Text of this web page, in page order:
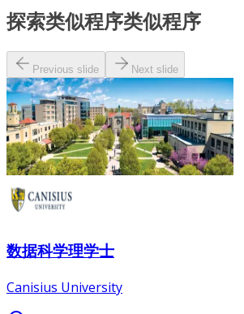
探索类似程序类似程序
Previous slide Next slide
数据科学理学士
Canisius University